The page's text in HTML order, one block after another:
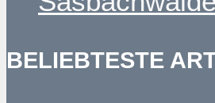
BELIEBTESTE